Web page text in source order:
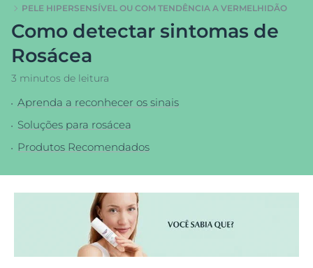
PELE HIPERSENSÍVEL OU COM TENDÊNCIA A VERMELHIDÃO
Como detectar sintomas de
Rosácea
3 minutos de leitura
Aprenda a reconhecer os sinais
Soluções para rosácea
Produtos Recomendados